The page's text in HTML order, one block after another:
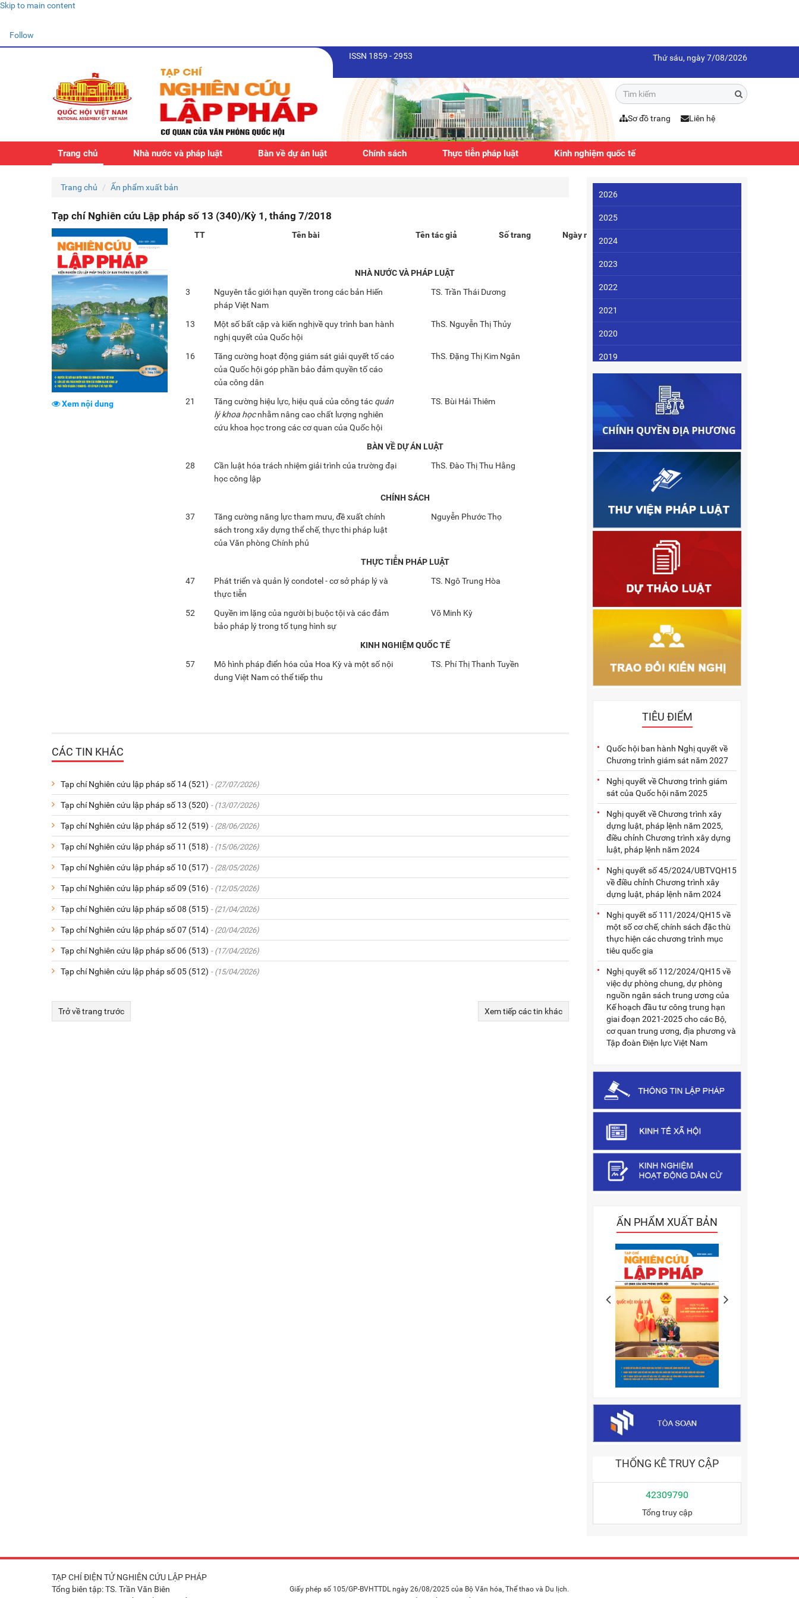
Skip to main content
Follow
ISSN 1859 - 2953 Thứ sáu, ngày 7/08/2026
Sơ đồ trang Liên hệ
Trang chủ Nhà nước và pháp luật Bàn về dự án luật Chính sách Thực tiễn pháp luật Kinh nghiệm quốc tế
Trang chủ Ấn phẩm xuất bản
Tạp chí Nghiên cứu Lập pháp số 13 (340)/Kỳ 1, tháng 7/2018
Xem nội dung
TT Tên bài Tên tác giả Số trang Ngày nhận bài
NHÀ NƯỚC VÀ PHÁP LUẬT
3
Nguyên tắc giới hạn quyền trong các bản Hiến
pháp Việt Nam
TS. Trần Thái Dương
13
Một số bất cập và kiến nghịvề quy trình ban hành
nghị quyết của Quốc hội
ThS. Nguyễn Thị Thủy
16
Tăng cường hoạt động giám sát giải quyết tố cáo
của Quốc hội góp phần bảo đảm quyền tố cáo
của công dân
ThS. Đặng Thị Kim Ngân
21 Tăng cường hiệu lực, hiệu quả của công tác quản
lý khoa họcnhằm nâng cao chất lượng nghiên
cứu khoa học trong các cơ quan của Quốc hội
TS. Bùi Hải Thiêm
BÀN VỀ DỰ ÁN LUẬT
28
Cần luật hóa trách nhiệm giải trình của trường đại
học công lập
ThS. Đào Thị Thu Hằng
CHÍNH SÁCH
37
Tăng cường năng lực tham mưu, đề xuất chính
sách trong xây dựng thể chế, thực thi pháp luật
của Văn phòng Chính phủ
Nguyễn Phước Thọ
THỰC TIỄN PHÁP LUẬT
47
Phát triển và quản lý condotel - cơ sở pháp lý và
thực tiễn
TS. Ngô Trung Hòa
52
Quyền im lặng của người bị buộc tội và các đảm
bảo pháp lý trong tố tụng hình sự
Võ Minh Kỳ
KINH NGHIỆM QUỐC TẾ
57
Mô hình pháp điển hóa của Hoa Kỳ và một số nội
dung Việt Nam có thể tiếp thu
TS. Phí Thị Thanh Tuyền
CÁC TIN KHÁC
Tạp chí Nghiên cứu lập pháp số 14 (521) - (27/07/2026)
Tạp chí Nghiên cứu lập pháp số 13 (520) - (13/07/2026)
Tạp chí Nghiên cứu lập pháp số 12 (519) - (28/06/2026)
Tạp chí Nghiên cứu lập pháp số 11 (518) - (15/06/2026)
Tạp chí Nghiên cứu lập pháp số 10 (517) - (28/05/2026)
Tạp chí Nghiên cứu lập pháp số 09 (516) - (12/05/2026)
Tạp chí Nghiên cứu lập pháp số 08 (515) - (21/04/2026)
Tạp chí Nghiên cứu lập pháp số 07 (514) - (20/04/2026)
Tạp chí Nghiên cứu lập pháp số 06 (513) - (17/04/2026)
Tạp chí Nghiên cứu lập pháp số 05 (512) - (15/04/2026)
Trở về trang trước Xem tiếp các tin khác
2026
2025
2024
2023
2022
2021
2020
2019
2017
2016
2015
2014
2005
TIÊU ĐIỂM
Quốc hội ban hành Nghị quyết về
Chương trình giám sát năm 2027
Nghị quyết về Chương trình giám
sát của Quốc hội năm 2025
Nghị quyết về Chương trình xây
dựng luật, pháp lệnh năm 2025,
điều chỉnh Chương trình xây dựng
luật, pháp lệnh năm 2024
Nghị quyết số 45/2024/UBTVQH15
về điều chỉnh Chương trình xây
dựng luật, pháp lệnh năm 2024
Nghị quyết số 111/2024/QH15 về
một số cơ chế, chính sách đặc thù
thực hiện các chương trình mục
tiêu quốc gia
Nghị quyết số 112/2024/QH15 về
việc dự phòng chung, dự phòng
nguồn ngân sách trung ương của
Kế hoạch đầu tư công trung hạn
giai đoạn 2021-2025 cho các Bộ,
cơ quan trung ương, địa phương và
Tập đoàn Điện lực Việt Nam
ẤN PHẨM XUẤT BẢN
THỐNG KÊ TRUY CẬP
42309790
Tổng truy cập
TẠP CHÍ ĐIỆN TỬ NGHIÊN CỨU LẬP PHÁP
Tổng biên tập: TS. Trần Văn Biên
Giấy phép số 105/GP-BVHTTDL ngày 26/08/2025 của Bộ Văn hóa, Thể thao và Du lịch.